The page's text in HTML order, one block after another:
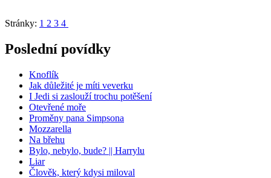
Stránky: 1 2 3 4
Poslední povídky
Knoflík
Jak důležité je míti veverku
I Jedi si zaslouží trochu potěšení
Otevřené moře
Proměny pana Simpsona
Mozzarella
Na břehu
Bylo, nebylo, bude? || Harrylu
Liar
Člověk, který kdysi miloval